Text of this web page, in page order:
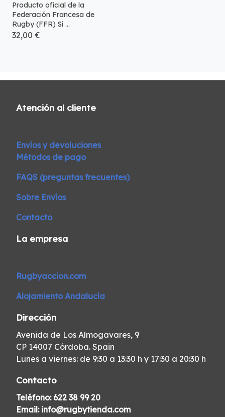
Producto oficial de la
Federación Francesa de
Rugby (FFR) Si ...
32,00 €
Atención al cliente
Envíos y devoluciones
Métodos de pago
FAQS (preguntas frecuentes)
Sobre Envíos
Contacto
La empresa
Rugbyaccion.com
Alojamiento Andalucía
Dirección
Avenida de Los Almogavares, 9
CP 14007 Córdoba. Spain
Lunes a viernes: de 9:30 a 13:30 h y 17:30 a 20:30 h
Contacto
Teléfono: 622 38 99 20
Email: info@rugbytienda.com